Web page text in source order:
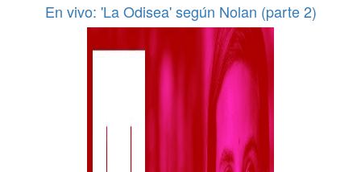
En vivo: 'La Odisea' según Nolan (parte 2)